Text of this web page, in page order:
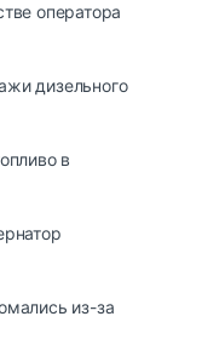
оператора
дизельного
в
из-за